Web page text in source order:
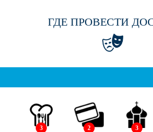
ГДЕ ПРОВЕСТИ
3 2 3